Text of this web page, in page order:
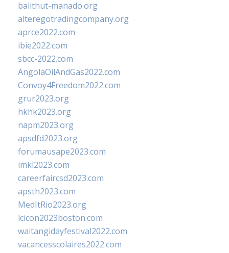
balithut-manado.org
alteregotradingcompany.org
aprce2022.com
ibie2022.com
sbcc-2022.com
AngolaOilAndGas2022.com
Convoy4Freedom2022.com
grur2023.org
hkhk2023.org
napm2023.org
apsdfd2023.org
forumausape2023.com
imkl2023.com
careerfaircsd2023.com
apsth2023.com
MedItRio2023.org
lcicon2023boston.com
waitangidayfestival2022.com
vacancesscolaires2022.com